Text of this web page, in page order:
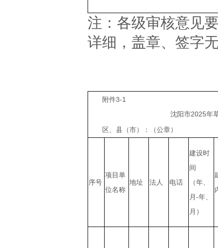
注：各级审核意见
详细，盖章、签字
附件3-1
沈阳市2025年草原保护利
区、县（市
序号
项目单
位名称
地址 法人 电话
建设时
间
（年、
月-年、
月）